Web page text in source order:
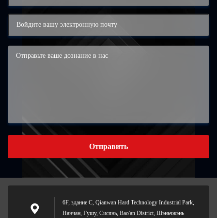
Отправить
6F, здание C, Qianwan Hard Technology Industrial Park,
Нанчан, Гушу, Сисянь, Bao'an District, Шэньчжэнь